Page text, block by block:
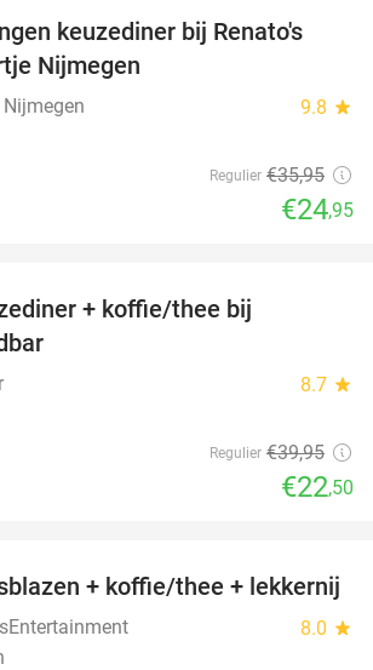
31%
keuzediner bij Renato's
Nijmegen
Nijmegen 9.8 star
Regulier €35,95
€24,95
+ koffie/thee bij
8.7 star
Regulier €39,95
€22,50
68%
+ koffie/thee + lekkernij
8.0 star